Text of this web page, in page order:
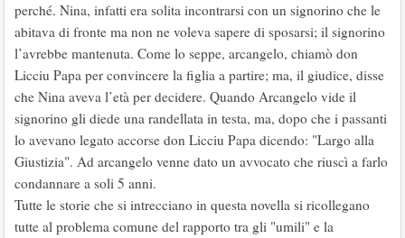
perché. Nina, infatti era solita incontrarsi con un signorino che le
abitava di fronte ma non ne voleva sapere di sposarsi; il signorino
l’avrebbe mantenuta. Come lo seppe, arcangelo, chiamò don
Licciu Papa per convincere la figlia a partire; ma, il giudice, disse
che Nina aveva l’età per decidere. Quando Arcangelo vide il
signorino gli diede una randellata in testa, ma, dopo che i passanti
lo avevano legato accorse don Licciu Papa dicendo: "Largo alla
Giustizia". Ad arcangelo venne dato un avvocato che riuscì a farlo
condannare a soli 5 anni.
Tutte le storie che si intrecciano in questa novella si ricollegano
tutte al problema comune del rapporto tra gli "umili" e la